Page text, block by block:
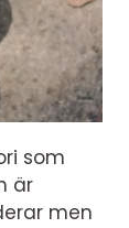
som
är
men